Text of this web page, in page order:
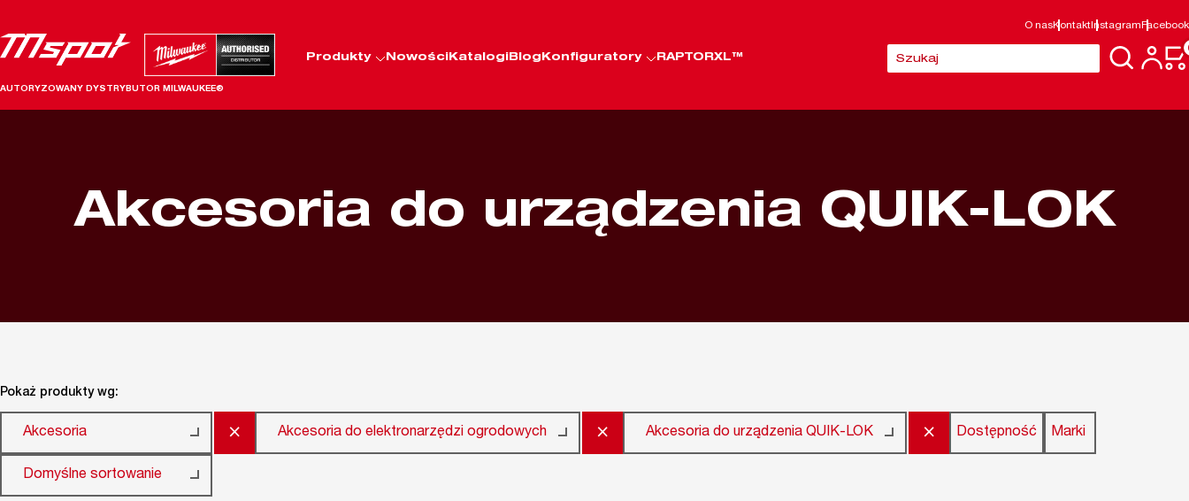
O nasKontakt Instagram Facebook
AUTORYZOWANY DYSTRYBUTOR MILWAUKEE®
Produkty NowościKatalogiBlogKonfiguratory RAPTORXL™
Akcesoria do urządzenia QUIK-LOK
Pokaż produkty wg:
Akcesoria × Akcesoria do elektronarzędzi ogrodowych × Akcesoria do urządzenia QUIK-LOK × Dostępność Marki
Domyślne sortowanie